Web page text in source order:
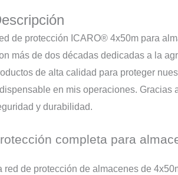
de protección ICARO® 4x50m para
más de dos décadas dedicadas a la
de alta calidad para proteger
en mis operaciones. Gracias
y durabilidad.
completa para
red de protección de almacenes de